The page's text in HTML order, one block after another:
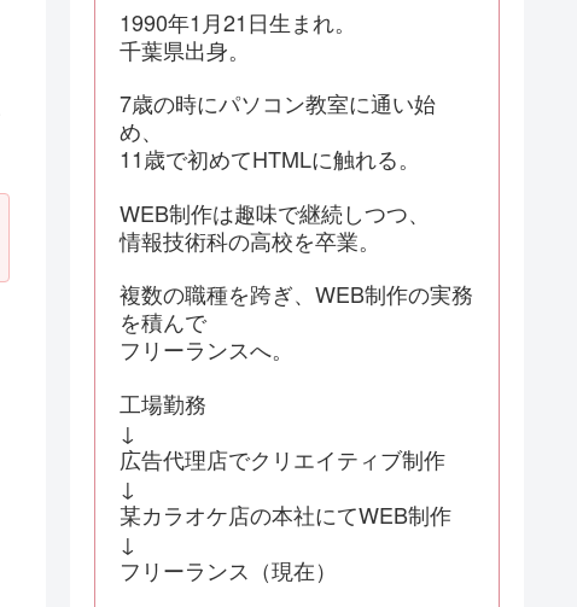
1990年1月21日生まれ。
千葉県出身。
7歳の時にパソコン教室に通い始
め、
11歳で初めてHTMLに触れる。
WEB制作は趣味で継続しつつ、
情報技術科の高校を卒業。
複数の職種を跨ぎ、WEB制作の実務
を積んで
フリーランスへ。
工場勤務
↓
広告代理店でクリエイティブ制作
↓
某カラオケ店の本社にてWEB制作
↓
フリーランス（現在）